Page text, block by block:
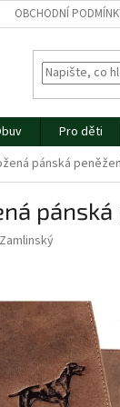
OBCHODNÍ
Pro děti
pánská
Zamlinský